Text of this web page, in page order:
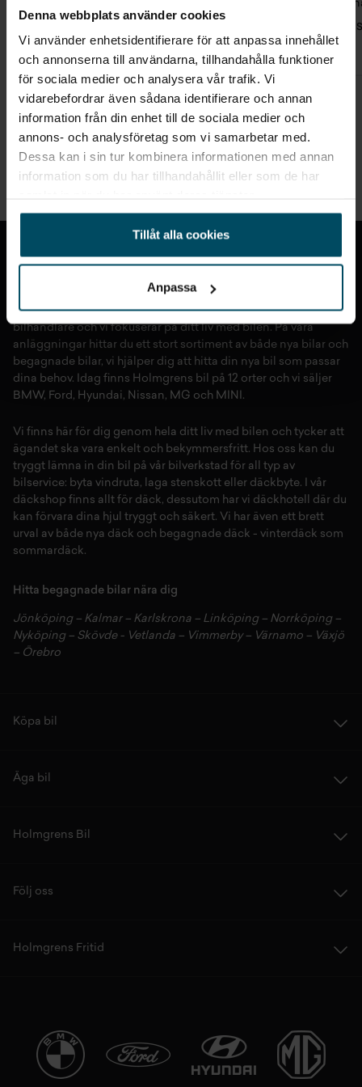
Denna webbplats använder cookies
Vi använder enhetsidentifierare för att anpassa innehållet
och annonserna till användarna, tillhandahålla funktioner
för sociala medier och analysera vår trafik. Vi
vidarebefordrar även sådana identifierare och annan
information från din enhet till de sociala medier och
annons- och analysföretag som vi samarbetar med.
Dessa kan i sin tur kombinera informationen med annan
information som du har tillhandahållit eller som de har
Tillåt alla cookies
Anpassa
🙌
Farhan
VÅRA BILVERKSTÄDER
Oljebyte Jönköping Oljebyte Kalmar Oljebyte
Till toppen
Holmgrens Bil är en av Sveriges största familjeägda
bilhandlare och vi fokuserar på ditt liv med bilen. På våra
anläggningar hittar du ett stort sortiment av både nya bilar och
begagnade bilar, vi hjälper dig att hitta din nya bil som passar
dina behov. Idag finns Holmgrens bil på 12 orter och vi säljer
BMW, Ford, Hyundai, Nissan , MG och MINI.
Vi finns här för dig genom hela ditt liv med bilen och tycker att
ägandet ska vara enkelt och bekymmersfritt. Hos oss kan du
tryggt lämna in din bil på vår bilverkstad för all typ av
bilservice: byta vindruta, laga stenskott eller däckbyte. I vår
däckshop finns allt för däck, dessutom har vi däckhotell där du
kan förvara dina hjul tryggt och säkert. Vi har även ett brett
urval av både nya däck och begagnade däck - vinterdäck som
sommardäck.
Hitta begagnade bilar nära dig
Jönköping– Kalmar – Karlskrona – Linköping– Norrköping–
Nyköping– Skövde- Vetlanda – Vimmerby– Värnamo – Växjö
– Örebro
Köpa bil
Äga bil
Holmgrens Bil
Följ oss
Holmgrens Fritid